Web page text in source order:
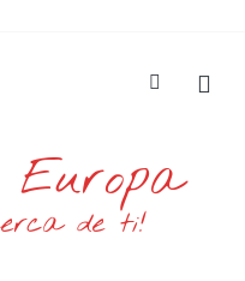
Europa
de ti!